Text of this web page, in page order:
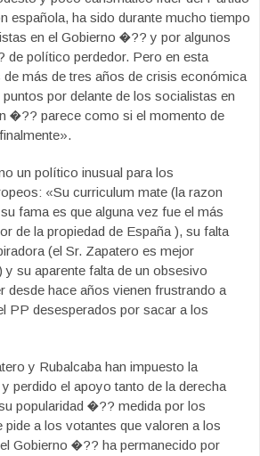
española, ha sido durante mucho tiempo
en el Gobierno �?? y por algunos
de político perdedor. Pero en esta
más de tres años de crisis económica
por delante de los socialistas en
�?? parece como si el momento de
un político inusual para los
«Su curriculum mate (la razon
fama es que alguna vez fue el más
de la propiedad de España ), su falta
(el Sr. Zapatero es mejor
y su aparente falta de un obsesivo
desde hace años vienen frustrando a
PP desesperados por sacar a los
y Rubalcaba han impuesto la
perdido el apoyo tanto de la derecha
popularidad �?? medida por los
a los votantes que valoren a los
Gobierno �?? ha permanecido por